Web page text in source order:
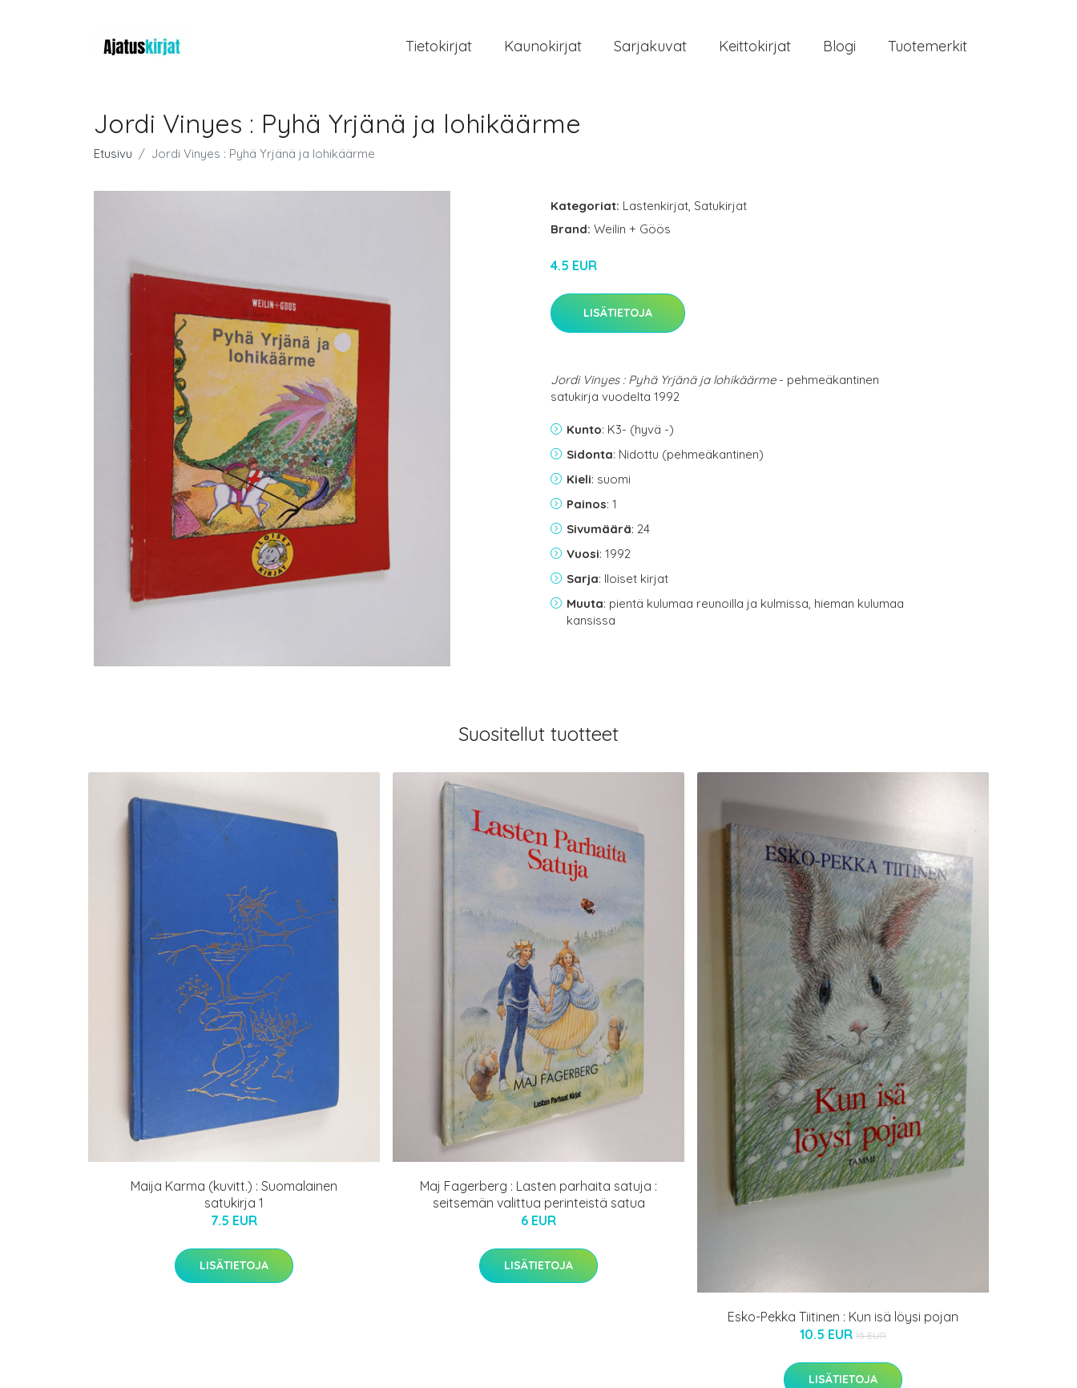
Tietokirjat Kaunokirjat Sarjakuvat Keittokirjat Blogi Tuotemerkit
Jordi Vinyes : Pyhä Yrjänä ja lohikäärme
Etusivu Jordi Vinyes : Pyhä Yrjänä ja lohikäärme
Kategoriat: Lastenkirjat, Satukirjat
Brand: Weilin + Göös
4.5 EUR
LISÄTIETOJA
Jordi Vinyes : Pyhä Yrjänä ja lohikäärme- pehmeäkantinen
satukirja vuodelta 1992
Kunto: K3- (hyvä -)
Sidonta: Nidottu (pehmeäkantinen)
Kieli: suomi
Painos: 1
Sivumäärä: 24
Vuosi: 1992
Sarja: Iloiset kirjat
Muuta: pientä kulumaa reunoilla ja kulmissa, hieman kulumaa
kansissa
Suositellut tuotteet
Maija Karma (kuvitt.) : Suomalainen
satukirja 1
7.5 EUR
LISÄTIETOJA
Maj Fagerberg : Lasten parhaita satuja :
seitsemän valittua perinteistä satua
6 EUR
LISÄTIETOJA
Esko-Pekka Tiitinen : Kun isä löysi pojan
10.5 EUR 15 EUR
LISÄTIETOJA